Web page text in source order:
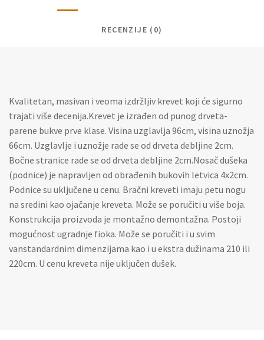
RECENZIJE (0)
Kvalitetan, masivan i veoma izdržljiv krevet koji će sigurno
trajati više decenija.Krevet je izrađen od punog drveta-
parene bukve prve klase. Visina uzglavlja 96cm, visina uznožja
66cm. Uzglavlje i uznožje rade se od drveta debljine 2cm.
Bočne stranice rade se od drveta debljine 2cm.Nosač dušeka
(podnice) je napravljen od obrađenih bukovih letvica 4x2cm.
Podnice su uključene u cenu. Bračni kreveti imaju petu nogu
na sredini kao ojačanje kreveta. Može se poručiti u više boja.
Konstrukcija proizvoda je montažno demontažna. Postoji
mogućnost ugradnje fioka. Može se poručiti i u svim
vanstandardnim dimenzijama kao i u ekstra dužinama 210 ili
220cm. U cenu kreveta nije uključen dušek.